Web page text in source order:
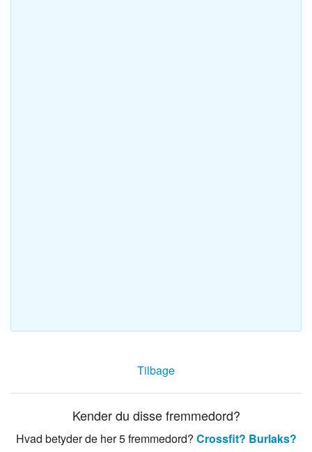
Tilbage
Kender du disse fremmedord?
Hvad betyder de her 5 fremmedord? Crossfit? Burlaks?